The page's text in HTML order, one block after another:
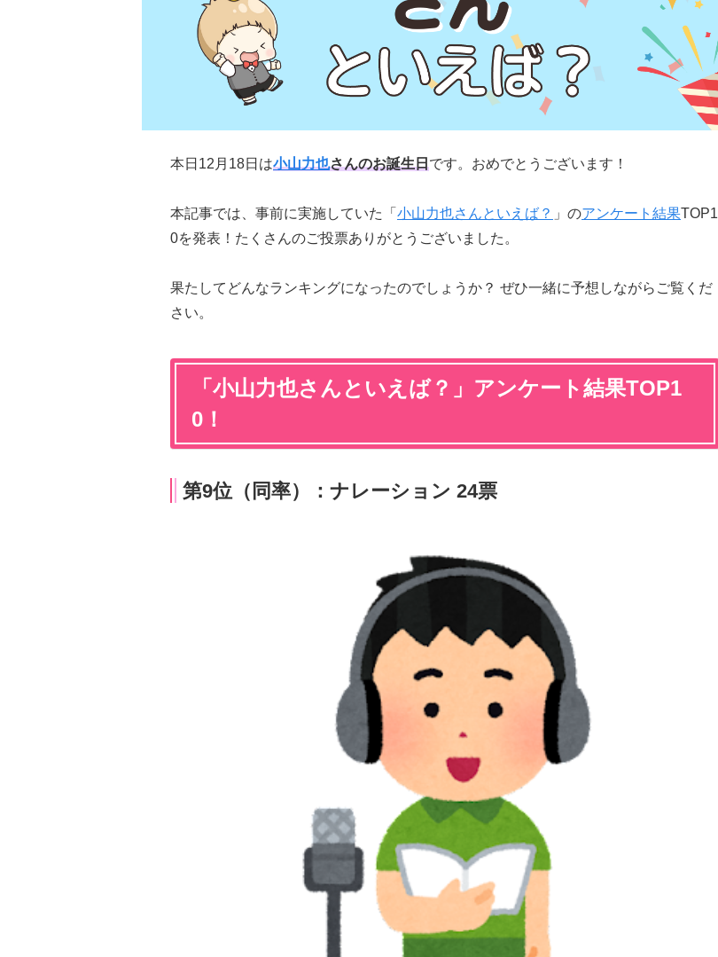
本日12月18日は小山力也さんのお誕生日です。おめでとうございます！
本記事では、事前に実施していた「 小山力也さんといえば？ 」のアンケート結果TOP1
0を発表！たくさんのご投票ありがとうございました。
果たしてどんなランキングになったのでしょうか？ ぜひ一緒に予想しながらご覧くだ
さい。
「小山力也さんといえば？」アンケート結果TOP1
0！
第9位（同率）：ナレーション 24票